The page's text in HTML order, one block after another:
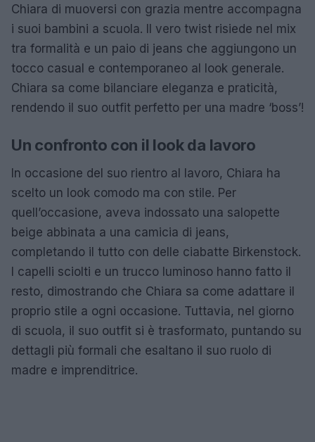
Chiara di muoversi con grazia mentre accompagna
i suoi bambini a scuola. Il vero twist risiede nel mix
tra formalità e un paio di jeans che aggiungono un
tocco casual e contemporaneo al look generale.
Chiara sa come bilanciare eleganza e praticità,
rendendo il suo outfit perfetto per una madre ‘boss’!
Un confronto con il look da lavoro
In occasione del suo rientro al lavoro, Chiara ha
scelto un look comodo ma con stile. Per
quell’occasione, aveva indossato una salopette
beige abbinata a una camicia di jeans,
completando il tutto con delle ciabatte Birkenstock.
I capelli sciolti e un trucco luminoso hanno fatto il
resto, dimostrando che Chiara sa come adattare il
proprio stile a ogni occasione. Tuttavia, nel giorno
di scuola, il suo outfit si è trasformato, puntando su
dettagli più formali che esaltano il suo ruolo di
madre e imprenditrice.